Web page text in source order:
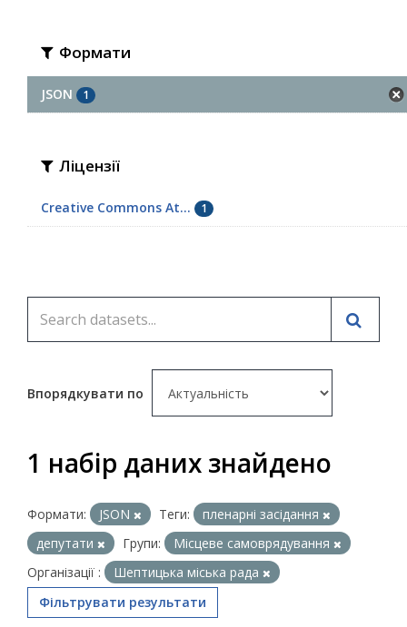
Формати
JSON 1
Ліцензії
Creative Commons At... 1
Впорядкувати по
1 набір даних знайдено
Формати: JSON Теги:
пленарні засідання
депутати
Групи:
Місцеве самоврядування
Організації :
Шептицька міська рада
Фільтрувати результати